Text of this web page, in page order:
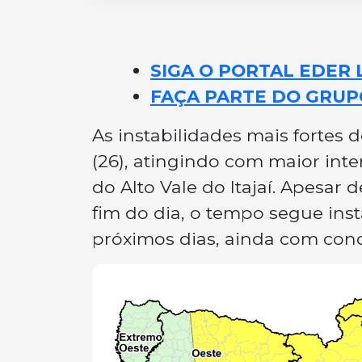
SIGA O PORTAL
FAÇA PARTE DO
As instabilidades mais fortes
(26), atingindo com maior
do Alto Vale do Itajaí. Apesar
fim do dia, o tempo segue
próximos dias, ainda com